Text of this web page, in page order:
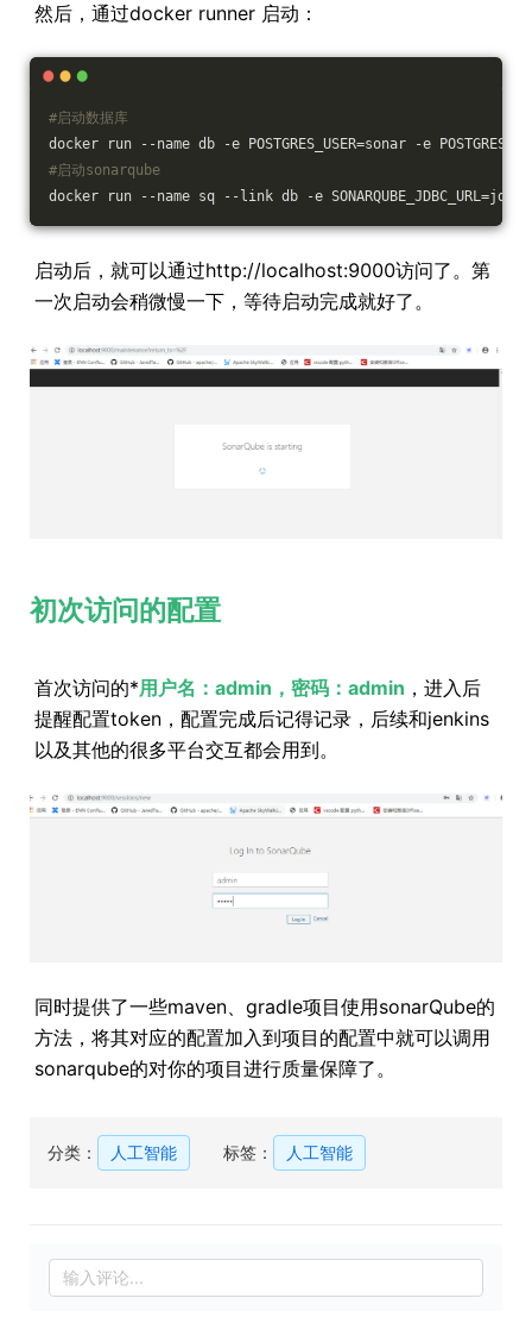
然后，通过docker runner 启动：
#启动数据库
docker run --name db -e POSTGRES_USER=sonar -e
#启动sonarqube
docker run --name sq --link db -e
启动后，就可以通过http://localhost:9000访问了。第
一次启动会稍微慢一下，等待启动完成就好了。
初次访问的配置
首次访问的*用户名：admin，密码：admin ，进入后
提醒配置token，配置完成后记得记录，后续和jenkins
以及其他的很多平台交互都会用到。
同时提供了一些maven、gradle项目使用sonarQube的
方法，将其对应的配置加入到项目的配置中就可以调用
sonarqube的对你的项目进行质量保障了。
分类： 人工智能 标签： 人工智能